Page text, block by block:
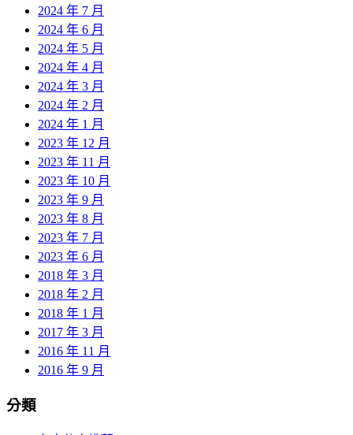
2024 年 7 月
2024 年 6 月
2024 年 5 月
2024 年 4 月
2024 年 3 月
2024 年 2 月
2024 年 1 月
2023 年 12 月
2023 年 11 月
2023 年 10 月
2023 年 9 月
2023 年 8 月
2023 年 7 月
2023 年 6 月
2018 年 3 月
2018 年 2 月
2018 年 1 月
2017 年 3 月
2016 年 11 月
2016 年 9 月
分類